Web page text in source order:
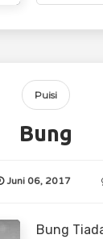
Puisi
Bung
Juni 06, 2017
Bung